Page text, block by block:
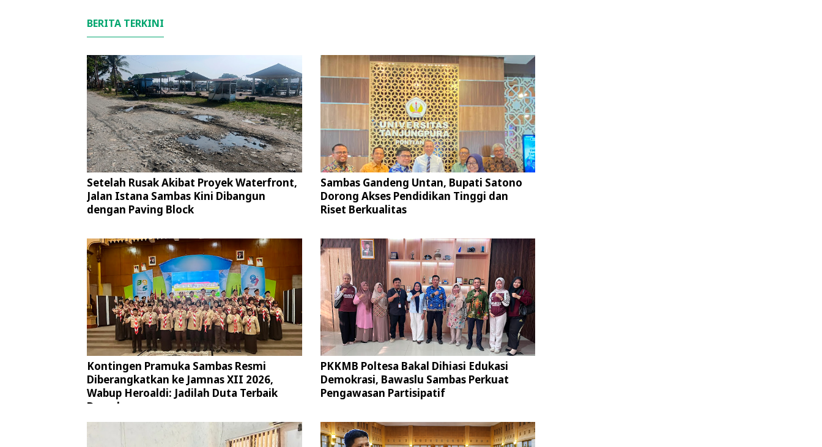
BERITA TERKINI
Setelah Rusak Akibat Proyek Waterfront,
Jalan Istana Sambas Kini Dibangun
dengan Paving Block
Sambas Gandeng Untan, Bupati Satono
Dorong Akses Pendidikan Tinggi dan
Riset Berkualitas
Kontingen Pramuka Sambas Resmi
Diberangkatkan ke Jamnas XII 2026,
Wabup Heroaldi: Jadilah Duta Terbaik
Daerah
PKKMB Poltesa Bakal Dihiasi Edukasi
Demokrasi, Bawaslu Sambas Perkuat
Pengawasan Partisipatif